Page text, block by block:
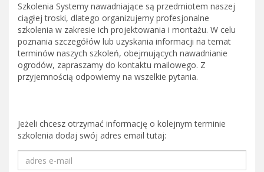
Szkolenia Systemy nawadniające są przedmiotem naszej
ciągłej troski, dlatego organizujemy profesjonalne
szkolenia w zakresie ich projektowania i montażu. W celu
poznania szczegółów lub uzyskania informacji na temat
terminów naszych szkoleń, obejmujących nawadnianie
ogrodów, zapraszamy do kontaktu mailowego. Z
przyjemnością odpowiemy na wszelkie pytania.
Jeżeli chcesz otrzymać informację o kolejnym terminie
szkolenia dodaj swój adres email tutaj: